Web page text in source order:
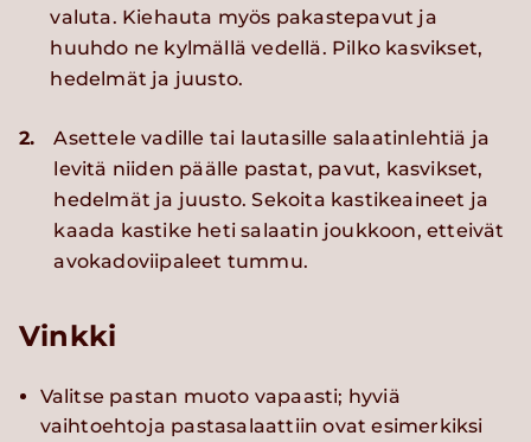
valuta. Kiehauta myös pakastepavut ja
huuhdo ne kylmällä vedellä. Pilko kasvikset,
hedelmät ja juusto.
2.
Asettele vadille tai lautasille salaatinlehtiä ja
levitä niiden päälle pastat, pavut, kasvikset,
hedelmät ja juusto. Sekoita kastikeaineet ja
kaada kastike heti salaatin joukkoon, etteivät
avokadoviipaleet tummu.
Vinkki
Valitse pastan muoto vapaasti; hyviä
vaihtoehtoja pastasalaattiin ovat esimerkiksi